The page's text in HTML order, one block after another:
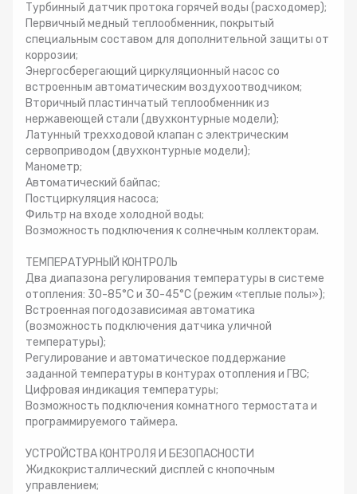
Турбинный датчик протока горячей воды (расходомер);
Первичный медный теплообменник, покрытый
специальным составом для дополнительной защиты от
коррозии;
Энергосберегающий циркуляционный насос со
встроенным автоматическим воздухоотводчиком;
Вторичный пластинчатый теплообменник из
нержавеющей стали (двухконтурные модели);
Латунный трехходовой клапан с электрическим
сервоприводом (двухконтурные модели);
Манометр;
Автоматический байпас;
Постциркуляция насоса;
Фильтр на входе холодной воды;
Возможность подключения к солнечным коллекторам.
ТЕМПЕРАТУРНЫЙ КОНТРОЛЬ
Два диапазона регулирования температуры в системе
отопления: 30-85°С и 30-45°С (режим «теплые полы»);
Встроенная погодозависимая автоматика
(возможность подключения датчика уличной
температуры);
Регулирование и автоматическое поддержание
заданной температуры в контурах отопления и ГВС;
Цифровая индикация температуры;
Возможность подключения комнатного термостата и
программируемого таймера.
УСТРОЙСТВА КОНТРОЛЯ И БЕЗОПАСНОСТИ
Жидкокристаллический дисплей с кнопочным
управлением;